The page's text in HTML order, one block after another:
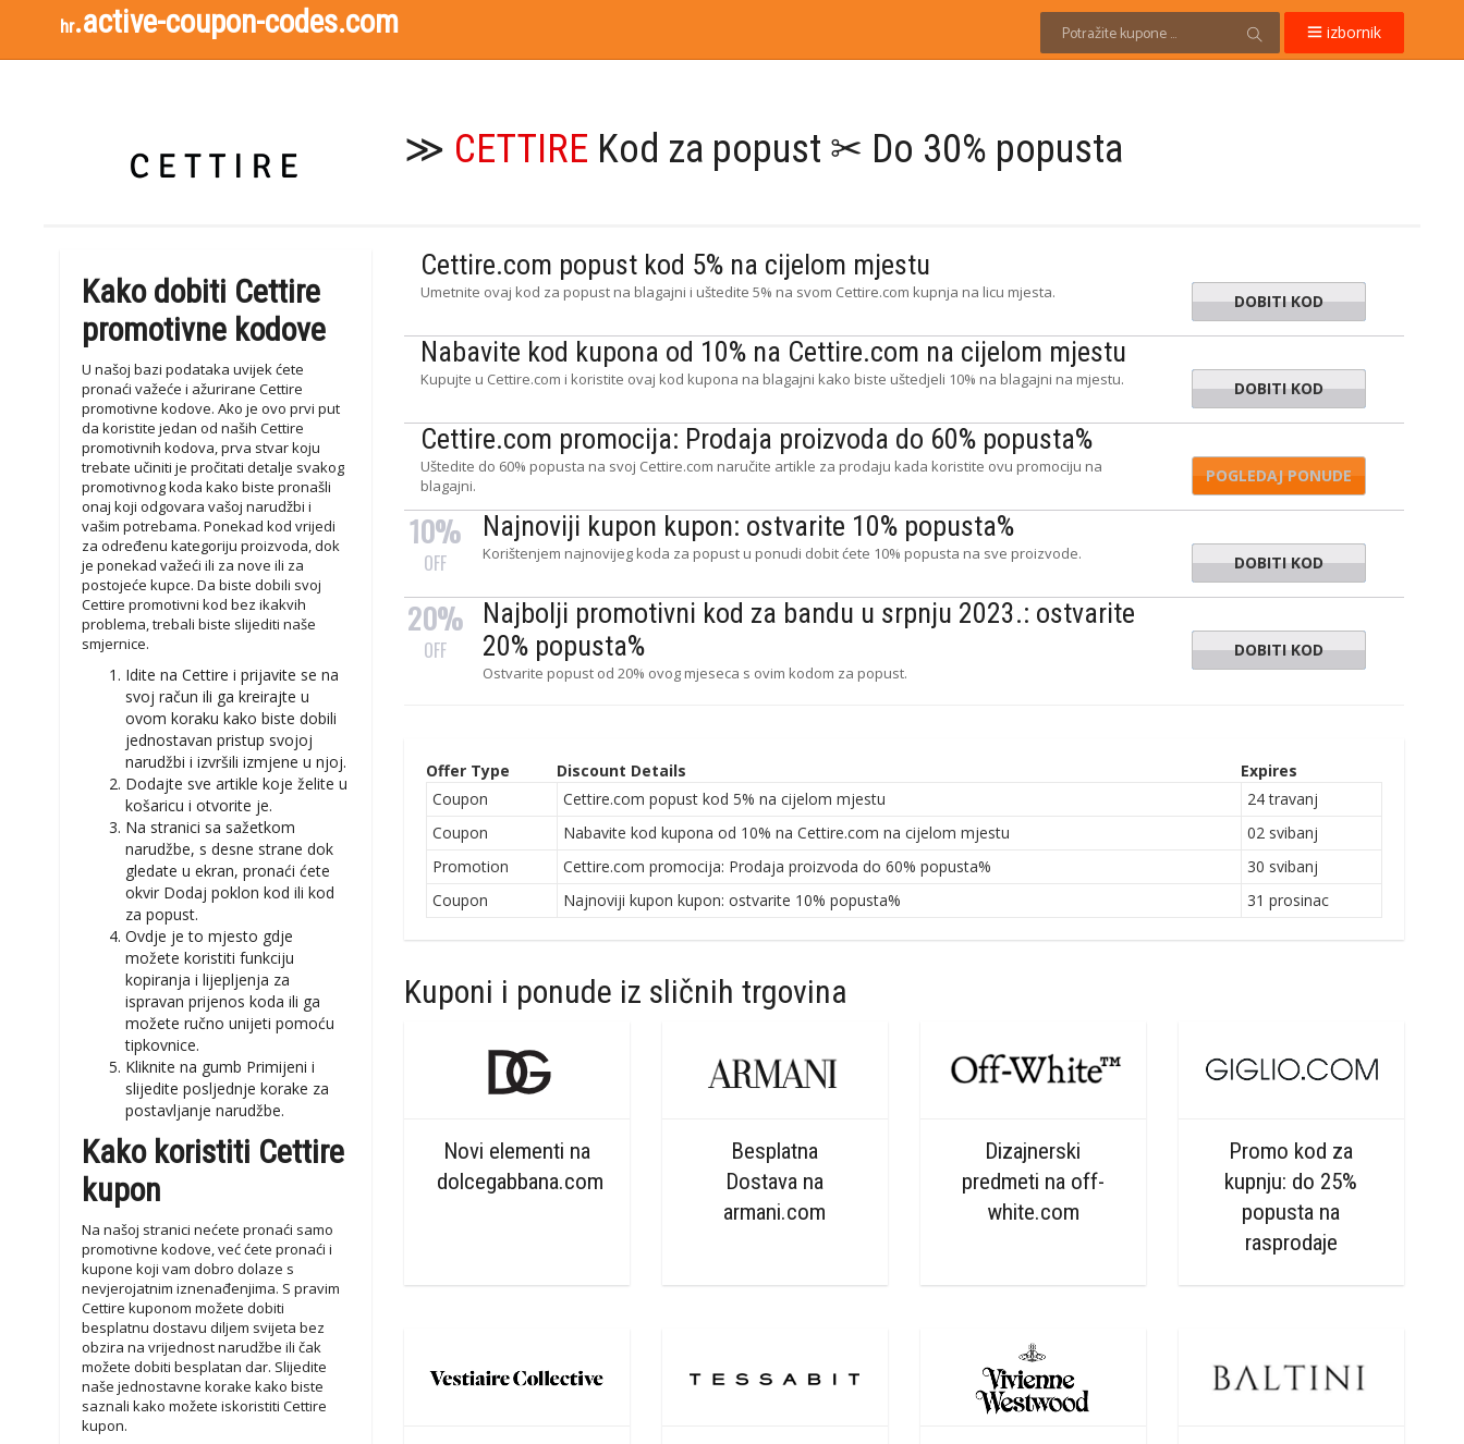
hr.active-coupon-codes.com izbornik
≫ CETTIRE Kod za popust ✂ Do 30% popusta
Cettire.com popust kod 5% na cijelom mjestu
Umetnite ovaj kod za popust na blagajni i uštedite 5% na svom Cettire.com kupnja na licu mjesta. AUGUST5
DOBITI KOD
Nabavite kod kupona od 10% na Cettire.com na cijelom mjestu
Kupujte u Cettire.com i koristite ovaj kod kupona na blagajni kako biste uštedjeli 10% na blagajni na mjestu. JULY10
DOBITI KOD
Cettire.com promocija: Prodaja proizvoda do 60% popusta%
Uštedite do 60% popusta na svoj Cettire.com naručite artikle za prodaju kada koristite ovu promociju na
blagajni.
POGLEDAJ PONUDE
10%
OFF
Najnoviji kupon kupon: ostvarite 10% popusta%
Korištenjem najnovijeg koda za popust u ponudi dobit ćete 10% popusta na sve proizvode. BLACK10
DOBITI KOD
20%
OFF
Najbolji promotivni kod za bandu u srpnju 2023.: ostvarite
20% popusta%
Ostvarite popust od 20% ovog mjeseca s ovim kodom za popust.
ELEANA2
DOBITI KOD
Offer Type Discount Details
Expires
Coupon
Cettire.com popust kod 5% na cijelom mjestu
24 travanj
Coupon
Nabavite kod kupona od 10% na Cettire.com na cijelom mjestu
02 svibanj
Promotion
Cettire.com promocija: Prodaja proizvoda do 60% popusta%
30 svibanj
Coupon
Najnoviji kupon kupon: ostvarite 10% popusta% 31 prosinac
Kuponi i ponude iz sličnih trgovina
Novi elementi na
dolcegabbana.com
Besplatna
Dostava na
armani.com
Dizajnerski
predmeti na off-
white.com
Promo kod za
kupnju: do 25%
popusta na
rasprodaje
Kako dobiti Cettire
promotivne kodove
U našoj bazi podataka uvijek ćete
pronaći važeće i ažurirane Cettire
promotivne kodove. Ako je ovo prvi put
da koristite jedan od naših Cettire
promotivnih kodova, prva stvar koju
trebate učiniti je pročitati detalje svakog
promotivnog koda kako biste pronašli
onaj koji odgovara vašoj narudžbi i
vašim potrebama. Ponekad kod vrijedi
za određenu kategoriju proizvoda, dok
je ponekad važeći ili za nove ili za
postojeće kupce. Da biste dobili svoj
Cettire promotivni kod bez ikakvih
problema, trebali biste slijediti naše
smjernice.
Idite na Cettire i prijavite se na
svoj račun ili ga kreirajte u
ovom koraku kako biste dobili
jednostavan pristup svojoj
narudžbi i izvršili izmjene u njoj.
Dodajte sve artikle koje želite u
košaricu i otvorite je.
Na stranici sa sažetkom
narudžbe, s desne strane dok
gledate u ekran, pronaći ćete
okvir Dodaj poklon kod ili kod
za popust.
Ovdje je to mjesto gdje
možete koristiti funkciju
kopiranja i lijepljenja za
ispravan prijenos koda ili ga
možete ručno unijeti pomoću
tipkovnice.
Kliknite na gumb Primijeni i
slijedite posljednje korake za
postavljanje narudžbe.
Kako koristiti Cettire
kupon
Na našoj stranici nećete pronaći samo
promotivne kodove, već ćete pronaći i
kupone koji vam dobro dolaze s
nevjerojatnim iznenađenjima. S pravim
Cettire kuponom možete dobiti
besplatnu dostavu diljem svijeta bez
obzira na vrijednost narudžbe ili čak
možete dobiti besplatan dar. Slijedite
naše jednostavne korake kako biste
saznali kako možete iskoristiti Cettire
kupon.